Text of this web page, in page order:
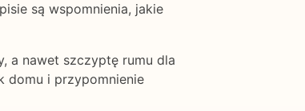
są wspomnienia, jakie
a nawet szczyptę rumu dla
domu i przypomnienie